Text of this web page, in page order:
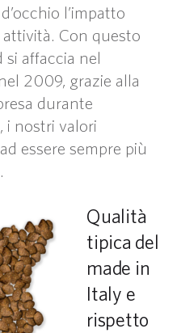
l’impatto
Con questo
si affaccia nel
2009, grazie alla
durante
i nostri valori
essere sempre più
Qualità
tipica del
made in
Italy e
rispetto